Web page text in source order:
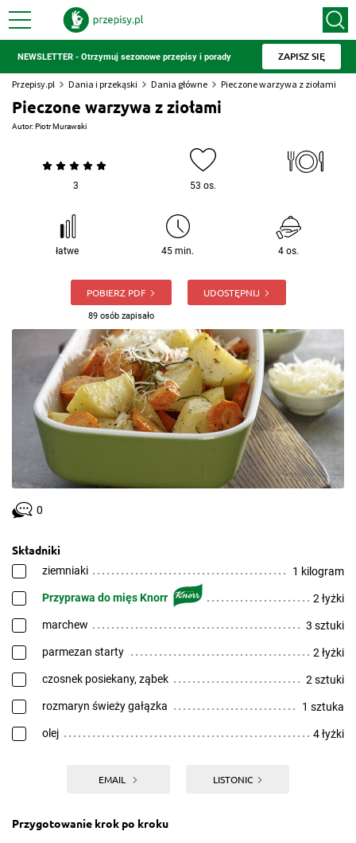
NEWSLETTER - Otrzymuj sezonowe przepisy i porady ZAPISZ SIĘ
Przepisy.pl Dania i przekąski Dania główne Pieczone warzywa z ziołami
Pieczone warzywa z ziołami
Autor:Piotr Murawski
3 53 os.
łatwe 45 min. 4 os.
POBIERZ PDF
89 osób zapisało
UDOSTĘPNIJ
0
Składniki
ziemniaki 1 kilogram
Przyprawa do mięs Knorr 2 łyżki
marchew 3 sztuki
parmezan starty 2 łyżki
czosnek posiekany, ząbek 2 sztuki
rozmaryn świeży gałązka 1 sztuka
olej 4 łyżki
EMAIL LISTONIC
Przygotowanie krok po kroku